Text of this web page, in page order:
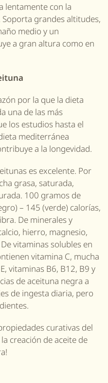
lentamente con la
grandes altitudes,
medio y un
a gran altura como en
por la que la dieta
una de las más
los estudios hasta el
mediterránea
a la longevidad.
es excelente. Por
grasa, saturada,
100 gramos de
– 145 (verde) calorías,
De minerales y
hierro, magnesio,
vitaminas solubles en
vitamina C, mucha
vitaminas B6, B12, B9 y
de aceituna negra a
de ingesta diaria, pero
curativas del
creación de aceite de